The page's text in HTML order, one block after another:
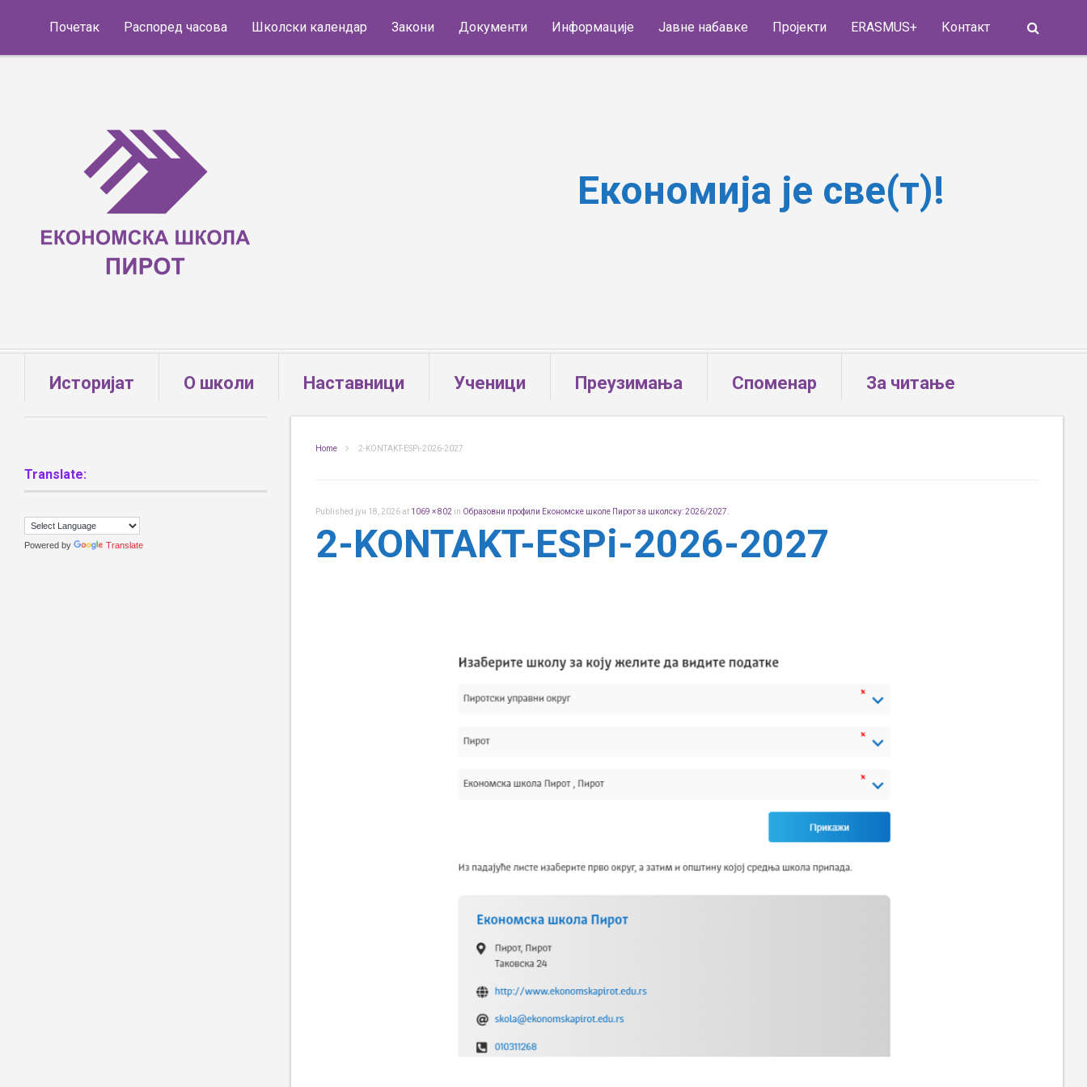
Почетак
Распоред часова Школски календар Закони Документи Информације Јавне набавке Пројекти ERASMUS+ Контакт
Економија је све(т)!
Историјат О школи Наставници Ученици Преузимања Споменар За читање
Home 2-KONTAKT-ESPi-2026-2027
Published јун 18, 2026at 1069 × 802 in Образовни профили Економске школе Пирот за школску: 2026/2027.
2-KONTAKT-ESPi-2026-2027
Translate:
Powered by Translate